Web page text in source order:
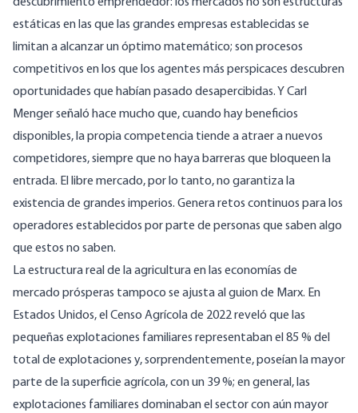
estáticas en las que las grandes empresas establecidas se
limitan a alcanzar un óptimo matemático; son procesos
competitivos en los que los agentes más perspicaces descubren
oportunidades que habían pasado desapercibidas. Y Carl
Menger señaló hace mucho que, cuando hay beneficios
disponibles, la propia competencia tiende a atraer a nuevos
competidores, siempre que no haya barreras que bloqueen la
entrada. El libre mercado, por lo tanto, no garantiza la
existencia de grandes imperios. Genera retos continuos para los
operadores establecidos por parte de personas que saben algo
que estos no saben.
La estructura real de la agricultura en las economías de
mercado prósperas tampoco se ajusta al guion de Marx. En
Estados Unidos, el Censo Agrícola de 2022 reveló que las
pequeñas explotaciones familiares representaban el 85 % del
total de explotaciones y, sorprendentemente, poseían la mayor
parte de la superficie agrícola, con un 39 %; en general, las
explotaciones familiares dominaban el sector con aún mayor